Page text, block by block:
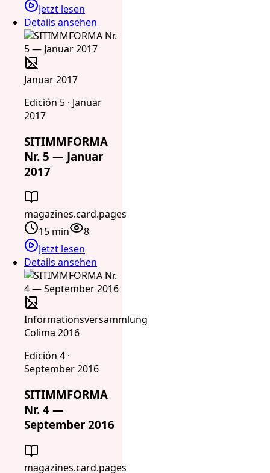
Jetzt lesen
Details ansehen
Januar 2017
Edición 5 · Januar
2017
SITIMMFORMA
Nr. 5 — Januar
2017
magazines.card.pages
15 min
8
Jetzt lesen
Details ansehen
Informationsversammlung
Colima 2016
Edición 4 ·
September 2016
SITIMMFORMA
Nr. 4 —
September 2016
magazines.card.pages